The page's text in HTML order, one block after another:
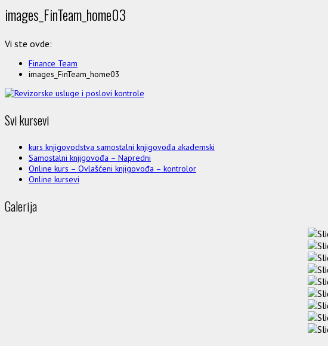
images_FinTeam_home03
Vi ste ovde:
Finance Team
images_FinTeam_home03
Svi kursevi
kurs knjigovodstva samostalni knjigovođa akademski
Samostalni knjigovođa – Napredni
Online kurs – Ovlašćeni knjigovođa – kontrolor
Online kursevi
Galerija